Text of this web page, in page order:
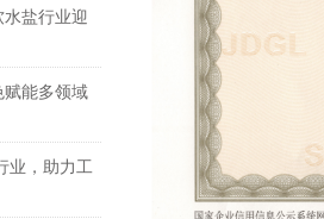
盐行业迎
赋能多领域
业，助力工